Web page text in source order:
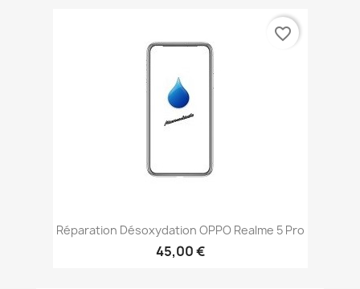
Réparation Désoxydation OPPO Realme 5 Pro
45,00 €
favorite_border